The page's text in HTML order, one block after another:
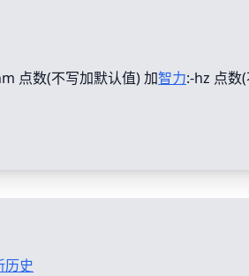
点数(不写加默认值) 加智力:-hz 点数
历史